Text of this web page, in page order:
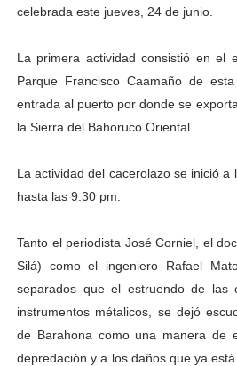
celebrada este jueves, 24 de junio.
La primera actividad consistió en el
Parque Francisco Caamaño de
entrada al puerto por donde se
la Sierra del Bahoruco Oriental.
La actividad del cacerolazo se inició
hasta las 9:30 pm.
Tanto el periodista José Corniel, el
Silá) como el ingeniero Rafael
separados que el estruendo de las
instrumentos métalicos, se dejó
de Barahona como una manera de
depredación y a los daños que ya